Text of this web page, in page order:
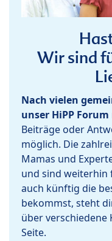
Wir sind
Nach vielen
unser HiPP
Beiträge oder
möglich. Die
Mamas und
und sind weiterhin
auch künftig die
bekommst, steht
über verschiedene
Seite.